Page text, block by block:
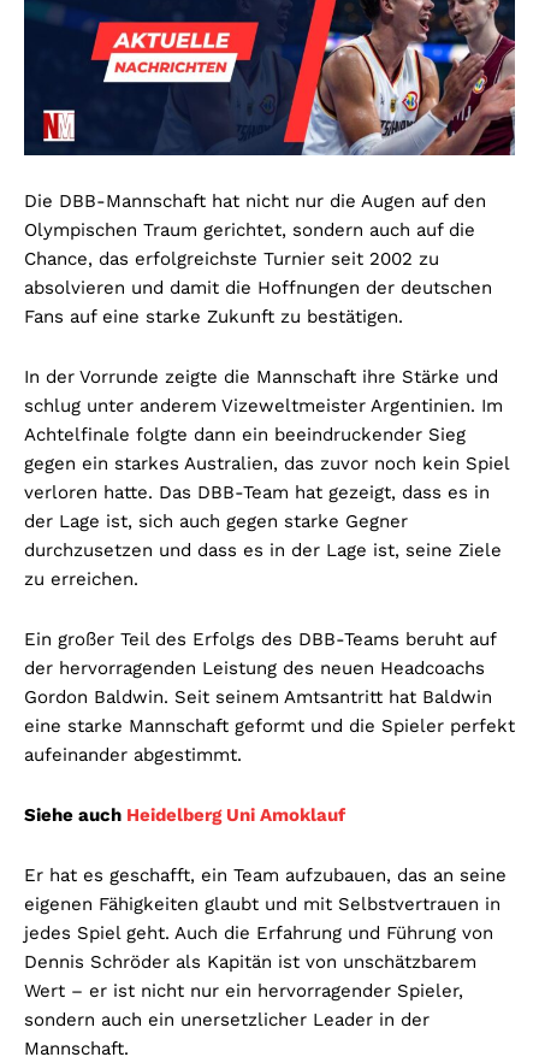
Die DBB-Mannschaft hat nicht nur die Augen auf den
Olympischen Traum gerichtet, sondern auch auf die
Chance, das erfolgreichste Turnier seit 2002 zu
absolvieren und damit die Hoffnungen der deutschen
Fans auf eine starke Zukunft zu bestätigen.
In der Vorrunde zeigte die Mannschaft ihre Stärke und
schlug unter anderem Vizeweltmeister Argentinien. Im
Achtelfinale folgte dann ein beeindruckender Sieg
gegen ein starkes Australien, das zuvor noch kein Spiel
verloren hatte. Das DBB-Team hat gezeigt, dass es in
der Lage ist, sich auch gegen starke Gegner
durchzusetzen und dass es in der Lage ist, seine Ziele
zu erreichen.
Ein großer Teil des Erfolgs des DBB-Teams beruht auf
der hervorragenden Leistung des neuen Headcoachs
Gordon Baldwin. Seit seinem Amtsantritt hat Baldwin
eine starke Mannschaft geformt und die Spieler perfekt
aufeinander abgestimmt.
Siehe auch Heidelberg Uni Amoklauf
Er hat es geschafft, ein Team aufzubauen, das an seine
eigenen Fähigkeiten glaubt und mit Selbstvertrauen in
jedes Spiel geht. Auch die Erfahrung und Führung von
Dennis Schröder als Kapitän ist von unschätzbarem
Wert – er ist nicht nur ein hervorragender Spieler,
sondern auch ein unersetzlicher Leader in der
Mannschaft.